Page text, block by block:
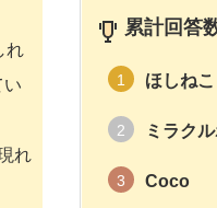
れ
い
れ
累計回答
1 ほしねこ
2 ミラク
3 Coco